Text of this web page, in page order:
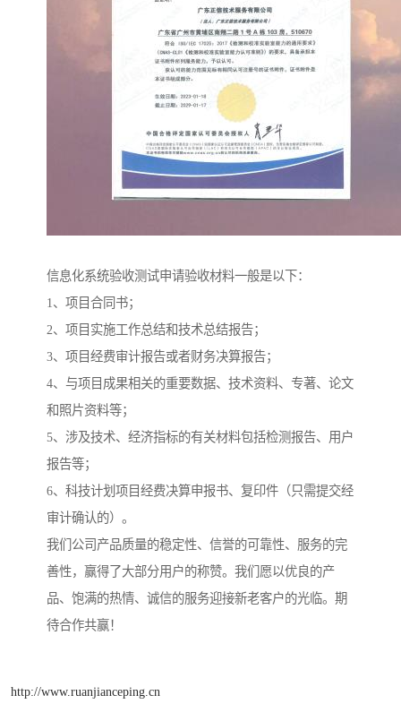
信息化系统验收测试申请验收材料一般是以下：
1、项目合同书；
2、项目实施工作总结和技术总结报告；
3、项目经费审计报告或者财务决算报告；
4、与项目成果相关的重要数据、技术资料、专著、论文
和照片资料等；
5、涉及技术、经济指标的有关材料包括检测报告、用户
报告等；
6、科技计划项目经费决算申报书、复印件（只需提交经
审计确认的）。
我们公司产品质量的稳定性、信誉的可靠性、服务的完
善性，赢得了大部分用户的称赞。我们愿以优良的产
品、饱满的热情、诚信的服务迎接新老客户的光临。期
待合作共赢！
http://www.ruanjianceping.cn